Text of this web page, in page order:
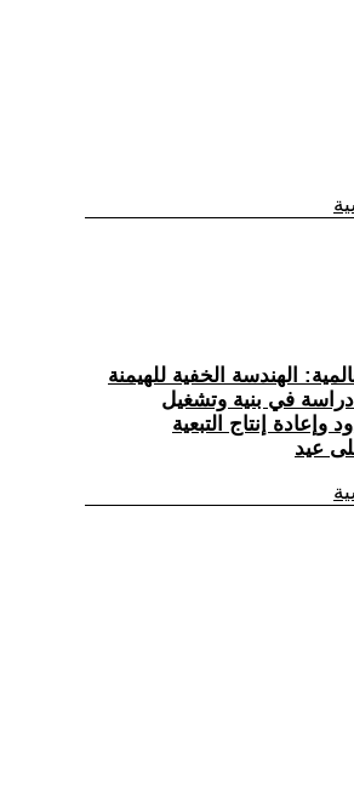
الهندسة الخفية للهيمنة
في بنية وتشغيل
وإعادة إنتاج التبعية
عيد